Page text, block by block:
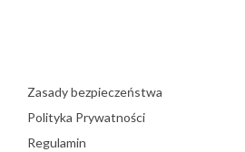
Zasady bezpieczeństwa
Polityka Prywatności
Regulamin